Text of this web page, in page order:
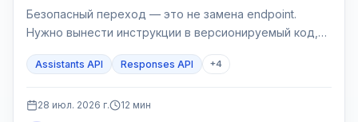
Безопасный переход — это не замена endpoint.
Нужно вынести инструкции в версионируемый код,
цикл tools, проверить File Search и перевести новые
Assistants API Responses API +4
28 июл. 2026 г. 12 мин